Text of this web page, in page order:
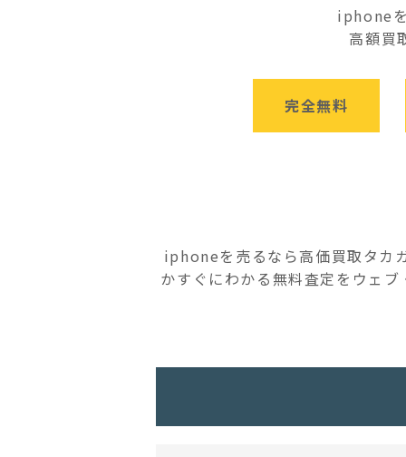
iphone
高額買
完全無料
iphoneを売るなら高価買取タカ
かすぐにわかる無料査定をウェ